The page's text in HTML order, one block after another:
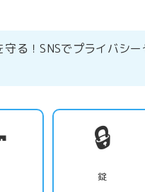
る！SNSでプライバシ
🔒
錠